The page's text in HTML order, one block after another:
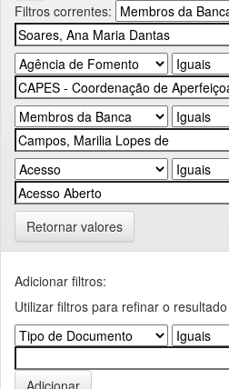
Filtros correntes:
Retornar valores
Adicionar filtros:
Utilizar filtros para refinar o